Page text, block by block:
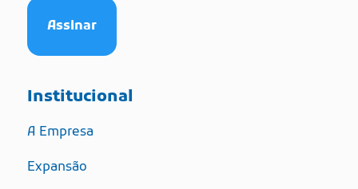
Institucional
A Empresa
Expansão